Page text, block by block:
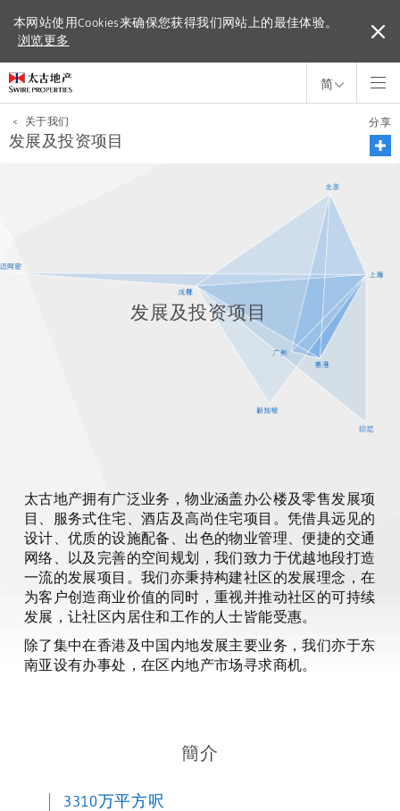
本网站使用Cookies来确保您获得我们网站上的最佳体验。
浏览更多
本网站使用Cookies来确保您获得我们网站上的最佳体验。
浏览更多
简
< 关于我们
发展及投资项目
分享
发展及投资项目
太古地产拥有广泛业务，物业涵盖办公楼及零售发展项
目、服务式住宅、酒店及高尚住宅项目。凭借具远见的
设计、优质的设施配备、出色的物业管理、便捷的交通
网络、以及完善的空间规划，我们致力于优越地段打造
一流的发展项目。我们亦秉持构建社区的发展理念，在
为客户创造商业价值的同时，重视并推动社区的可持续
发展，让社区内居住和工作的人士皆能受惠。
除了集中在香港及中国内地发展主要业务，我们亦于东
南亚设有办事处，在区内地产市场寻求商机。
簡介
3310万平方呎